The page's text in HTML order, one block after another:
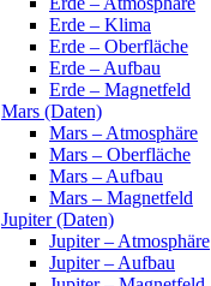
Erde – Klima
Erde – Oberfläche
Erde – Aufbau
Erde – Magnetfeld
Mars (Daten)
Mars – Atmosphäre
Mars – Oberfläche
Mars – Aufbau
Mars – Magnetfeld
Jupiter (Daten)
Jupiter – Atmosphäre
Jupiter – Aufbau